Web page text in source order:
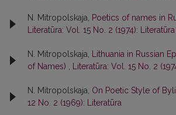
N. Mitropolskaja, Poetics of names in
Literatūra: Vol. 15 No. 2 (1974): Literatūra
N. Mitropolskaja, Lithuania in Russian
of Names) , Literatūra: Vol. 15 No. 2
N. Mitropolskaja, On Poetic Style of
12 No. 2 (1969): Literatūra